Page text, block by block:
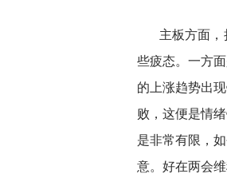
主板方面
些疲态。一方
的上涨趋势出
败，这便是情
是非常有限，
意。好在两会